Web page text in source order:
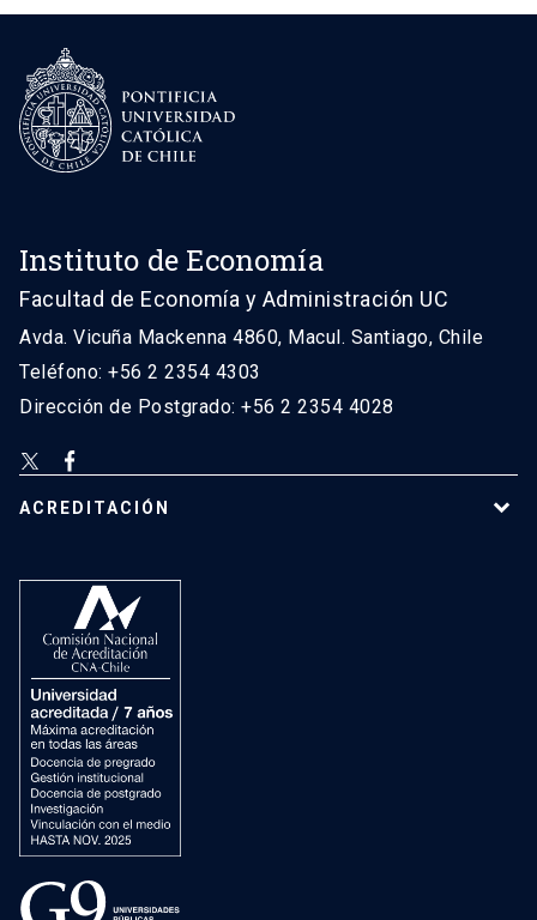
Instituto de Economía
Facultad de Economía y Administración UC
Avda. Vicuña Mackenna 4860, Macul. Santiago, Chile
Teléfono: +56 2 2354 4303
Dirección de Postgrado: +56 2 2354 4028
ACREDITACIÓN